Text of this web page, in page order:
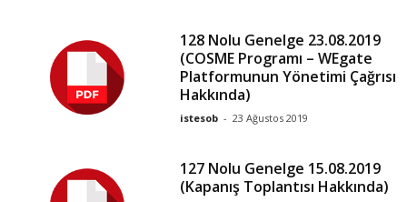
128 Nolu Genelge 23.08.2019
(COSME Programı – WEgate
Platformunun Yönetimi Çağrısı
Hakkında)
istesob - 23 Ağustos 2019
127 Nolu Genelge 15.08.2019
(Kapanış Toplantısı Hakkında)